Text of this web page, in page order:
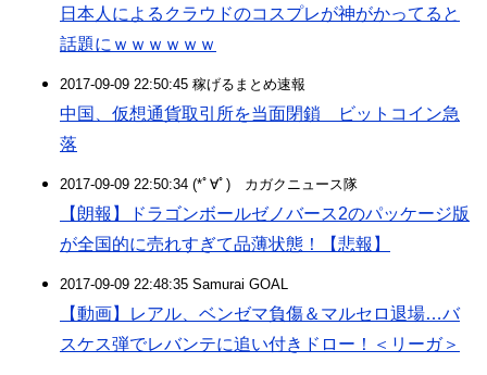
日本人によるクラウドのコスプレが神がかってると
話題にｗｗｗｗｗｗ
2017-09-09 22:50:45 稼げるまとめ速報
中国、仮想通貨取引所を当面閉鎖 ビットコイン急
落
2017-09-09 22:50:34 (*ﾟ∀ﾟ)ゞカガクニュース隊
【朗報】ドラゴンボールゼノバース2のパッケージ版
が全国的に売れすぎて品薄状態！【悲報】
2017-09-09 22:48:35 Samurai GOAL
【動画】レアル、ベンゼマ負傷＆マルセロ退場…バ
スケス弾でレバンテに追い付きドロー！＜リーガ＞